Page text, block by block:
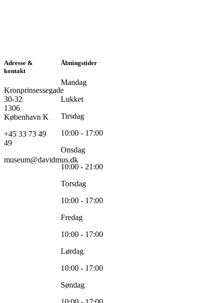
Adresse &
kontakt
Kronprinsessegade
30-32
1306
København K
+45 33 73 49
49
museum@davidmus.dk
Åbningstider
Mandag
Lukket
Tirsdag
10:00 - 17:00
Onsdag
10:00 - 21:00
Torsdag
10:00 - 17:00
Fredag
10:00 - 17:00
Lørdag
10:00 - 17:00
Søndag